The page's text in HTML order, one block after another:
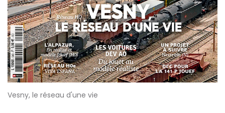
Vesny, le réseau d'une vie